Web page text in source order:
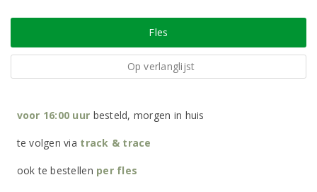
Fles
Op verlanglijst
voor 16:00 uur besteld, morgen in huis
te volgen via track & trace
ook te bestellen per fles